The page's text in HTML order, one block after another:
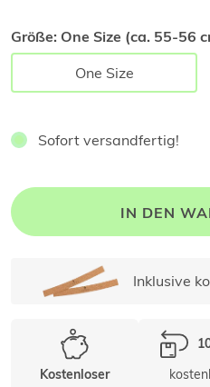
Größe: One Size (ca. 55-56
One Size
Sofort versandfertig!
IN DEN
Inklusive
Kostenloser